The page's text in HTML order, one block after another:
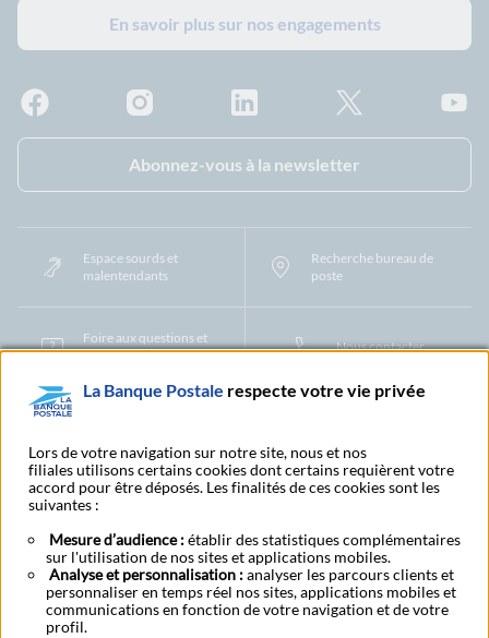
En savoir plus sur nos engagements
Abonnez-vous à la newsletter
Espace sourds et
malentendants
Recherche bureau de
poste
Foire aux questions et
centre d'aide
Nous contacter
Protection des Données à Caractère PersonnelFiliales et partenaires
CookiesGestion des cookiesActualiser vos informations
Contestation et réclamation Coordonnées Centres Financiers
Alertes fraudes et points de vigilance Actualités réglementaires CGU
Aide navigateur et systèmes d'exploitation
Vider le cache de votre navigateurLexique Aide et accessibilité
Accessibilité – Partiellement conforme Espace candidature
BFI - Banque de Financement et d'Investissement
La Banque Postale respecte votre vie privée
Lors de votre navigation sur notre site, nous et nos
filiales utilisons certains cookies dont certains requièrent votre
accord pour être déposés. Les finalités de ces cookies sont les
suivantes :
Mesure d’audience :établir des statistiques complémentaires
sur l'utilisation de nos sites et applications mobiles.
Analyse et personnalisation :analyser les parcours clients et
personnaliser en temps réel nos sites, applications mobiles et
communications en fonction de votre navigation et de votre
profil.